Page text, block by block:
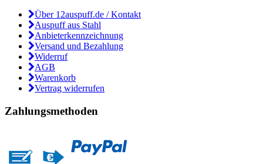
Über 12auspuff.de / Kontakt
Auspuff aus Stahl
Anbieterkennzeichnung
Versand und Bezahlung
Widerruf
AGB
Warenkorb
Vertrag widerrufen
Zahlungsmethoden